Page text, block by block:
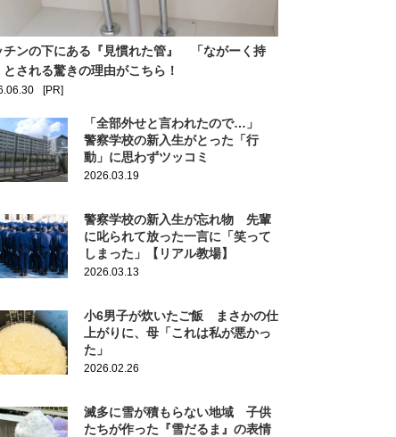
チンの下にある『見慣れた管』 「ながーく持
とされる驚きの理由がこちら！
[PR]
「全部外せと言われたので…」
警察学校の新入生がとった「行
動」に思わずツッコミ
2026.03.19
警察学校の新入生が忘れ物 先輩
に叱られて放った一言に「笑って
しまった」【リアル教場】
2026.03.13
小6男子が炊いたご飯 まさかの仕
上がりに、母「これは私が悪かっ
た」
2026.02.26
滅多に雪が積もらない地域 子供
たちが作った『雪だるま』の表情